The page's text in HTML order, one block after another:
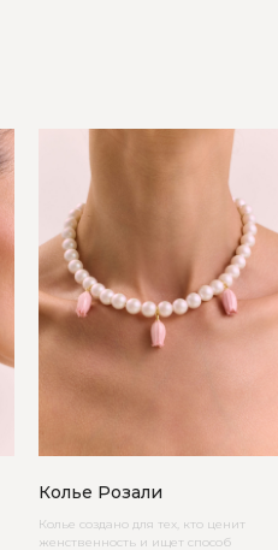
Колье Розали
Колье создано для тех, кто ценит
женственность и ищет способ